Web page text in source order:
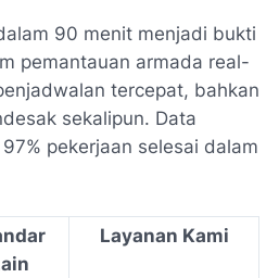
90 menit menjadi bukti
pemantauan armada real-
tercepat, bahkan
sekalipun. Data
pekerjaan selesai dalam
Layanan Kami